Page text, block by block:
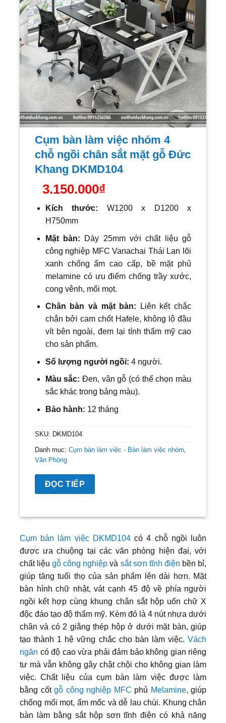
Cụm bàn làm việc nhóm 4
chỗ ngồi chân sắt mặt gỗ Đức
Khang DKMD104
3.150.000₫
Kích thước: W1200 x D1200 x
H750mm
Mặt bàn: Dày 25mm vớichất liệu gỗ
công nghiệp MFC Vanachai Thái Lan lõi
xanh chống ẩm cao cấp, bề mặt phủ
melamine có ưu điểm chống trầy xước,
cong vênh, mối mọt.
Chân bàn và mặt bàn: Liên kết chắc
chắn bởi cam chốt Hafele, không lộ đầu
vít bên ngoài, đem lại tính thẩm mỹ cao
cho sản phẩm.
Số lượng người ngồi: 4 người.
Màu sắc:Đen, vân gỗ (có thể chọn màu
sắc khác trong bảng màu).
Bảo hành: 12 tháng
SKU: DKMD104
Danh mục: Cụm bàn làm việc - Bàn làm việc nhóm
Văn Phòng
ĐỌC TIẾP
Cụm bàn làm việc DKMD104có 4 chỗ ngồi luôn
được ưa chuộng tại các văn phòng hiện đại, với
chất liệugỗ công nghiệp và sắt sơn tĩnh điện bền bỉ,
giúp tăng tuổi thọ của sản phẩm lên dài hơn. Mặt
bàn hình chữ nhật, vát cạnh 45 độ về phía người
ngồi kết hợp cùng khung chân sắt hộp uốn chữ X
độc đáo tạo độ thẩm mỹ. Kèm đó là 4 nút nhựa dưới
chân và có 2 giằng thép hộp ở dưới mặt bàn, giúp
tạo thành 1 hệ vững chắc cho bàn làm việc. Vách
ngăn có độ cao vừa phải đảm bảo không gian riêng
tư mà vẫn không gây chật chội cho không gian làm
việc. Chất liệu của cụm bàn làm việc được làm
bằng cốt gỗ công nghiệp MFC phủ Melamine, giúp
chống mối mọt, ẩm mốc và dễ lau chùi. Khung chân
bàn làm bằng sắt hộp sơn tĩnh điện có khả năng